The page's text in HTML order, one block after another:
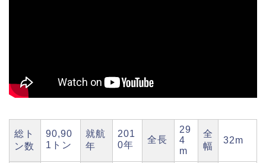
総ト
ン数
90,90
1トン
就航
年
201
0年
全長
29
4
m
全
幅
32m